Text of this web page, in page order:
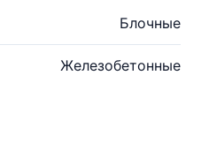
Блочные
Железобетонные